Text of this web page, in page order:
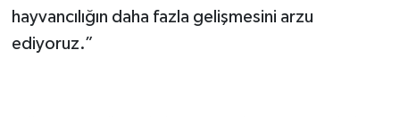
hayvancılığın daha fazla gelişmesini arzu
ediyoruz.”